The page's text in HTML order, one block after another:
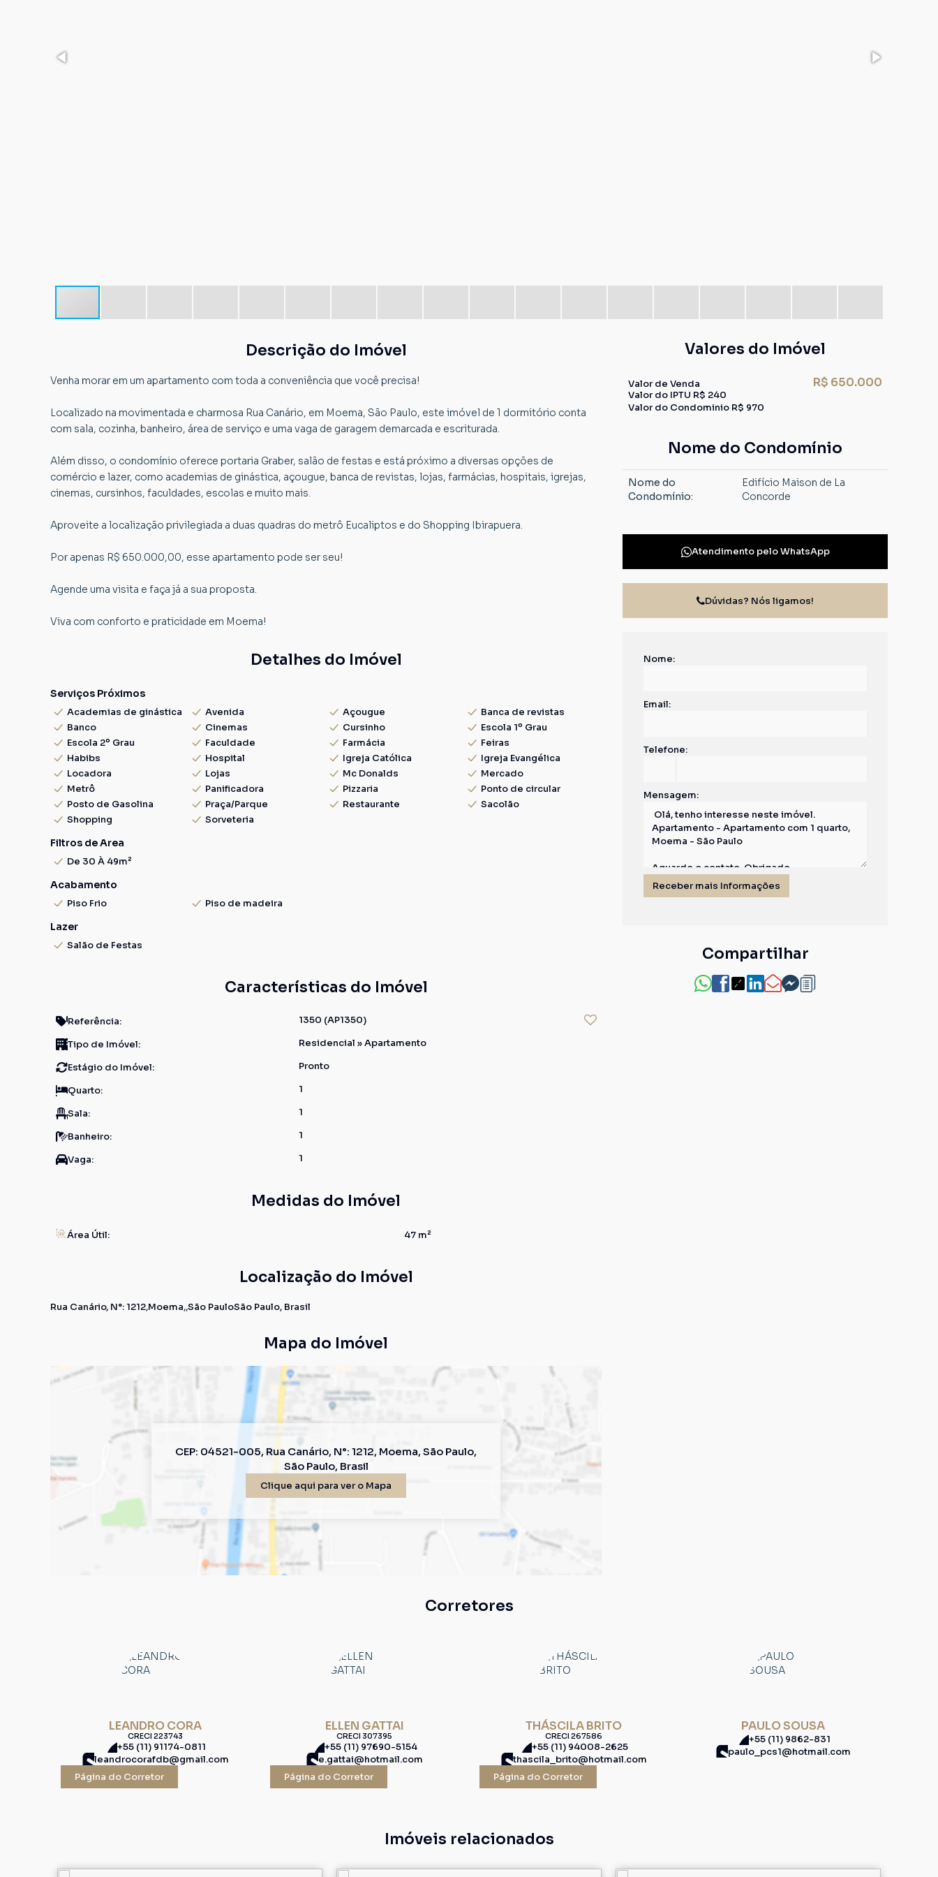
Descrição do Imóvel
Venha morar em um apartamento com toda a conveniência que você precisa!
Localizado na movimentada e charmosa Rua Canário, em Moema, São Paulo, este imóvel de 1 dormitório conta
com sala, cozinha, banheiro, área de serviço e uma vaga de garagem demarcada e escriturada.
Além disso, o condomínio oferece portaria Graber, salão de festas e está próximo a diversas opções de
comércio e lazer, como academias de ginástica, açougue, banca de revistas, lojas, farmácias, hospitais, igrejas,
cinemas, cursinhos, faculdades, escolas e muito mais.
Aproveite a localização privilegiada a duas quadras do metrô Eucaliptos e do Shopping Ibirapuera.
Por apenas R$ 650.000,00, esse apartamento pode ser seu!
Agende uma visita e faça já a sua proposta.
Viva com conforto e praticidade em Moema!
Detalhes do Imóvel
Serviços Próximos
Academias de ginástica Avenida Açougue
Banca de revistas
Banco
Cinemas Cursinho
Escola 1º Grau
Escola 2º Grau
Faculdade Farmácia
Feiras
Habibs
Hospital Igreja Católica
Igreja Evangélica
Locadora
Lojas Mc Donalds
Mercado
Metrô
Panificadora Pizzaria
Ponto de circular
Posto de Gasolina
Praça/Parque Restaurante
Sacolão
Shopping
Sorveteria
Filtros de Area
De 30 À 49m²
Acabamento
Piso Frio Piso de madeira
Lazer
Salão de Festas
Características do Imóvel
Referência: 1350 (AP1350)
Tipo de Imóvel: Residencial »Apartamento
Estágio do Imóvel: Pronto
Quarto: 1
Sala: 1
Banheiro: 1
Vaga: 1
Medidas do Imóvel
Área Útil: 47 m²
Localização do Imóvel
Rua Canário, N°: 1212 Moema São PauloSão Paulo, Brasil
Mapa do Imóvel
CEP: 04521-005, Rua Canário, N°: 1212, Moema, São Paulo,
São Paulo, Brasil
Clique aqui para ver o Mapa
Valores do Imóvel
R$ 650.000
Valor de Venda
Valor do IPTU R$ 240
Valor do Condominio R$ 970
Nome do Condomínio
Nome do
Condomínio:
Edifício Maison de La
Concorde
Atendimento peloWhatsApp
Dúvidas? Nós ligamos!
Nome:
Email:
Telefone:
Mensagem:
Compartilhar
Corretores
LEANDRO CORA
CRECI 223743
+55 (11) 91174-0811
leandrocorafdb@gmail.com
Página do Corretor
ELLEN GATTAI
CRECI 307395
+55 (11) 97690-5154
e.gattai@hotmail.com
Página do Corretor
THÁSCILA BRITO
CRECI 267586
+55 (11) 94008-2625
thascila_brito@hotmail.com
Página do Corretor
PAULO SOUSA
+55 (11) 9862-831
paulo_pcs1@hotmail.com
Imóveis relacionados